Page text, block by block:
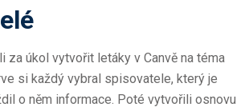
za úkol vytvořit letáky v Canvě na téma
si každý vybral spisovatele, který je
o něm informace. Poté vytvořili osnovu